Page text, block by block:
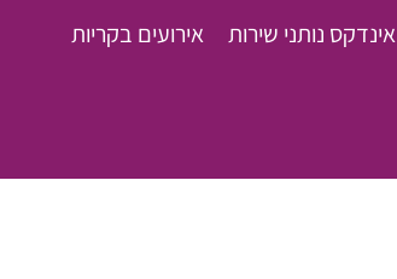
אינדקס נותני שירות אירועים בקריות